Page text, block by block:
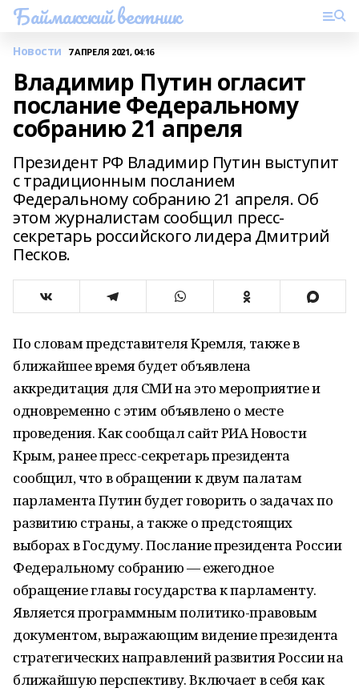
Баймакский вестник
Новости 7 АПРЕЛЯ 2021, 04:16
Владимир Путин огласит
послание Федеральному
собранию 21 апреля
Президент РФ Владимир Путин выступит
с традиционным посланием
Федеральному собранию 21 апреля. Об
этом журналистам сообщил пресс-
секретарь российского лидера Дмитрий
Песков.
По словам представителя Кремля, также в
ближайшее время будет объявлена
аккредитация для СМИ на это мероприятие и
одновременно с этим объявлено о месте
проведения. Как сообщал сайт РИА Новости
Крым, ранее пресс-секретарь президента
сообщил, что в обращении к двум палатам
парламента Путин будет говорить о задачах по
развитию страны, а также о предстоящих
выборах в Госдуму. Послание президента России
Федеральному собранию — ежегодное
обращение главы государства к парламенту.
Является программным политико-правовым
документом, выражающим видение президента
стратегических направлений развития России на
ближайшую перспективу. Включает в себя как